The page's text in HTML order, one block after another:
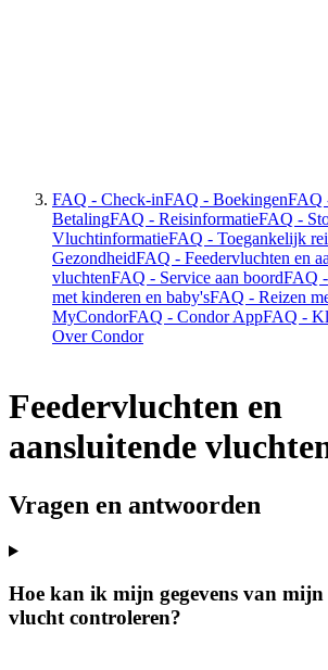
FAQ - Check-inFAQ - BoekingenFAQ
BetalingFAQ - ReisinformatieFAQ -
VluchtinformatieFAQ - Toegankelijk
GezondheidFAQ - Feedervluchten en
vluchtenFAQ - Service aan boordFAQ
met kinderen en baby'sFAQ - Reizen
MyCondorFAQ - Condor AppFAQ -
Over Condor
Feedervluchten en
aansluitende
Vragen en antwoorden
Hoe kan ik mijn gegevens van mijn
vlucht controleren?